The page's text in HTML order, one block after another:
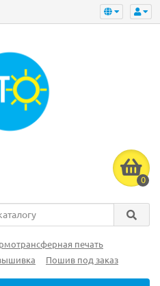
0
печать
Пошив под заказ